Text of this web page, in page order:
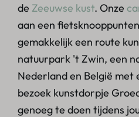
de Zeeuwse kust. Onze
aan een
gemakkelijk een route
natuurpark 't Zwin, een
Nederland en België
bezoek kunstdorpje
genoeg te doen tijdens